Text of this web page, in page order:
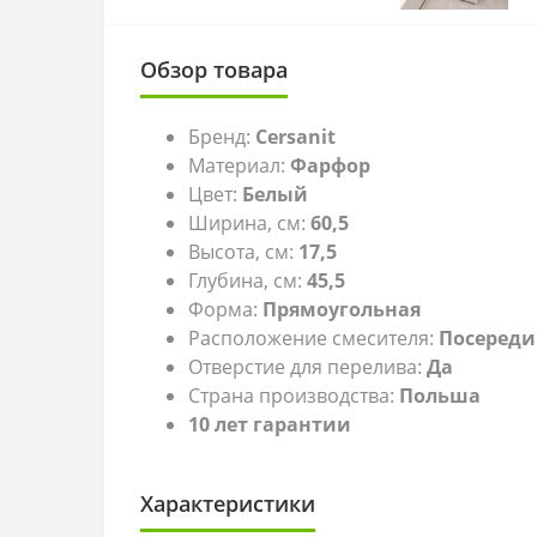
Обзор товара
Бренд: Cersanit
Материал: Фарфор
Цвет: Белый
Ширина, см: 60,5
Высота, см: 17,5
Глубина, см: 45,5
Форма: Прямоугольная
Расположение смесителя:
Отверстие для перелива: Да
Страна производства: Польша
10 лет гарантии
Характеристики